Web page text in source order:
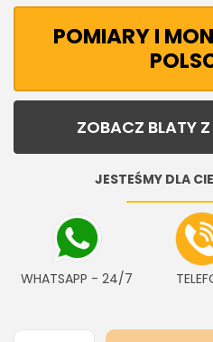
POMIARY I
ZOBACZ BLATY
JESTEŚMY DLA
WHATSAPP - 24/7